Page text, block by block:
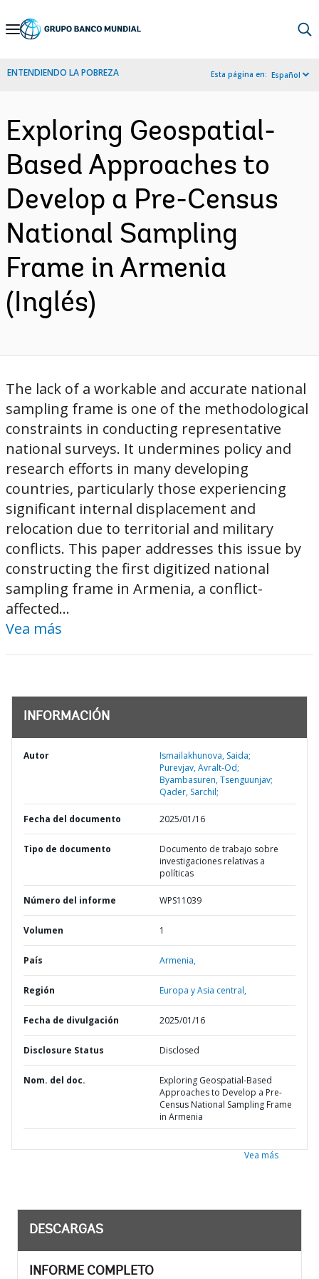
Skip
Navigation
ENTENDIENDO LA POBREZA Esta página en: Español
Exploring Geospatial-
Based Approaches to
Develop a Pre-Census
National Sampling
Frame in Armenia
(Inglés)
The lack of a workable and accurate national
sampling frame is one of the methodological
constraints in conducting representative
national surveys. It undermines policy and
research efforts in many developing
countries, particularly those experiencing
significant internal displacement and
relocation due to territorial and military
conflicts. This paper addresses this issue by
constructing the first digitized national
sampling frame in Armenia, a conflict-
affected...
Vea más
INFORMACIÓN
Autor
Ismailakhunova, Saida;
Purevjav, Avralt-Od;
Byambasuren, Tsenguunjav;
Qader, Sarchil;
Fecha del documento 2025/01/16
Tipo de documento
Documento de trabajo sobre
investigaciones relativas a
políticas
Número del informe WPS11039
Volumen 1
País Armenia,
Región Europa y Asia central,
Fecha de divulgación 2025/01/16
Disclosure Status Disclosed
Nom. del doc.
Exploring Geospatial-Based
Approaches to Develop a Pre-
Census National Sampling Frame
in Armenia
Vea más
DESCARGAS
INFORME COMPLETO